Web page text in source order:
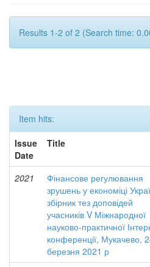
Results 1-2 of 2 (Search time:
Item hits:
Issue
Date
Title
2021
Фінансове регулювання
зрушень у економіці
збірник тез доповідей
учасників V Міжнародної
науково-практичної
конференції, Мукачево,
березня 2021 р